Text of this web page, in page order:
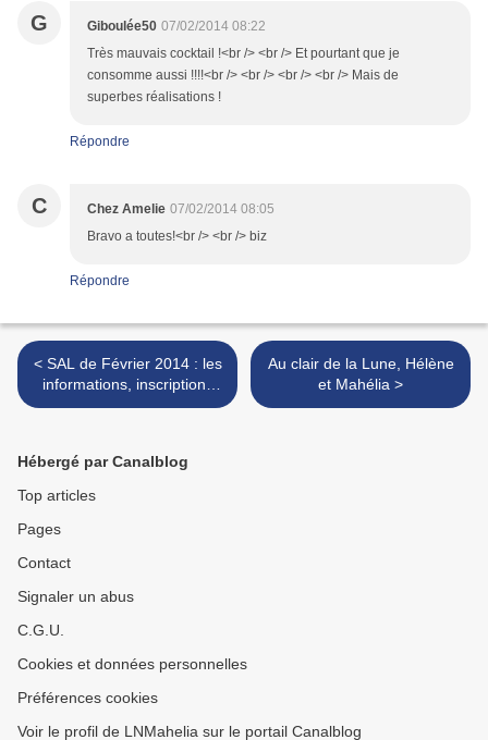
G Giboulée50 07/02/2014 08:22
Très mauvais cocktail !<br /> <br /> Et pourtant que je
consomme aussi !!!!<br /> <br /> <br /> <br /> Mais de
superbes réalisations !
Répondre
C Chez Amelie 07/02/2014 08:05
Bravo a toutes!<br /> <br /> biz
Répondre
< SAL de Février 2014 : les
informations, inscriptions
ET première étape !!
Au clair de la Lune, Hélène
et Mahélia >
Hébergé par Canalblog
Top articles
Pages
Contact
Signaler un abus
C.G.U.
Cookies et données personnelles
Préférences cookies
Voir le profil de LNMahelia sur le portail Canalblog